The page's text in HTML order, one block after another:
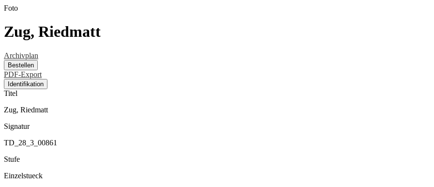
Foto
Zug, Riedmatt
Archivplan
Bestellen
PDF-Export
Identifikation
Titel
Zug, Riedmatt
Signatur
TD_28_3_00861
Stufe
Einzelstueck